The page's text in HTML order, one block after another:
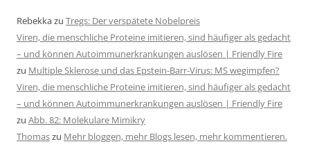
Rebekkazu Tregs: Der verspätete Nobelpreis
Viren, die menschliche Proteine imitieren, sind häufiger als gedacht
– und können Autoimmunerkrankungen auslösen | Friendly Fire
zu Multiple Sklerose und das Epstein-Barr-Virus: MS wegimpfen?
Viren, die menschliche Proteine imitieren, sind häufiger als gedacht
– und können Autoimmunerkrankungen auslösen | Friendly Fire
zu Abb. 82: Molekulare Mimikry
Thomaszu Mehr bloggen, mehr Blogs lesen, mehr kommentieren.